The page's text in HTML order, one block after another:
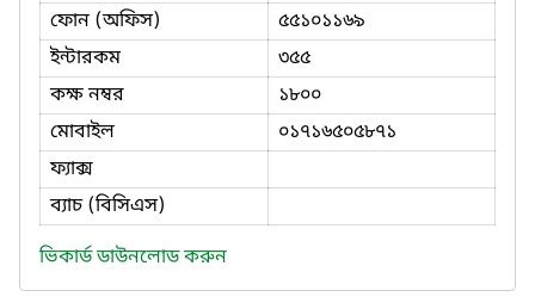
ফোন (অফিস)
৫৫১০১১৬৯
ইন্টারকম
৩৫৫
কক্ষ নম্বর
১৮০০
মোবাইল
০১৭১৬৫০৫৮৭১
ফ্যাক্স
ব্যাচ (বিসিএস)
ভিকার্ড ডাউনলোড করুন